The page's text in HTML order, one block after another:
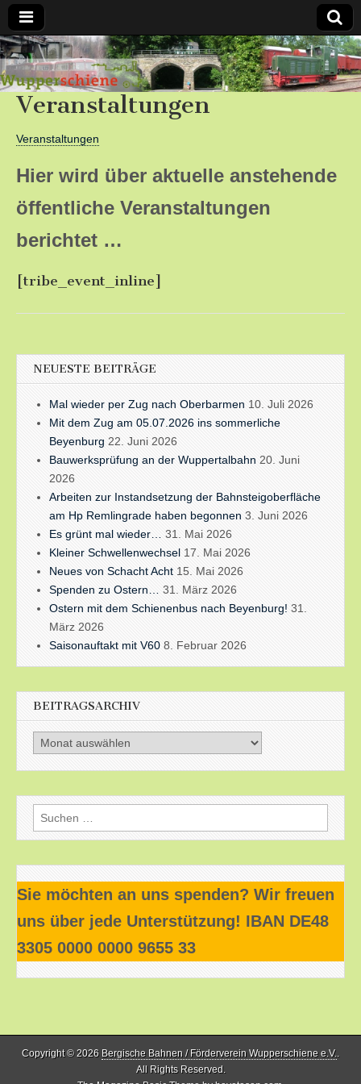
Bergische
Bahnen /
Förderverein
Wupperschiene
e.V.
Veranstaltungen
Veranstaltungen
Hier wird über aktuelle anstehende
öffentliche Veranstaltungen
berichtet …
[tribe_event_inline]
NEUESTE BEITRÄGE
Mal wieder per Zug nach Oberbarmen 10. Juli 2026
Mit dem Zug am 05.07.2026 ins sommerliche
Beyenburg 22. Juni 2026
Bauwerksprüfung an der Wuppertalbahn 20. Juni
2026
Arbeiten zur Instandsetzung der Bahnsteigoberfläche
am Hp Remlingrade haben begonnen 3. Juni 2026
Es grünt mal wieder…
31. Mai 2026
Kleiner Schwellenwechsel 17. Mai 2026
Neues von Schacht Acht 15. Mai 2026
Spenden zu Ostern…
31. März 2026
Ostern mit dem Schienenbus nach Beyenburg! 31.
März 2026
Saisonauftakt mit V60 8. Februar 2026
BEITRAGSARCHIV
Beitragsarchiv
Suchen
nach:
Sie möchten an uns spenden? Wir freuen
uns über jede Unterstützung! IBAN DE48
3305 0000 0000 9655 33
Copyright © 2026 Bergische Bahnen / Förderverein Wupperschiene e.V..
All Rights Reserved.